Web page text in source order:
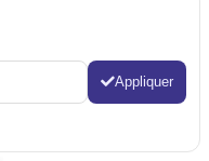
Appliquer